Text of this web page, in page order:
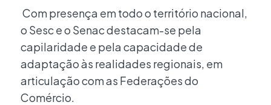
Com presença em todo o território nacional,
o Sesc e o Senac destacam-se pela
capilaridade e pela capacidade de
adaptação às realidades regionais, em
articulação com as Federações do
Comércio.